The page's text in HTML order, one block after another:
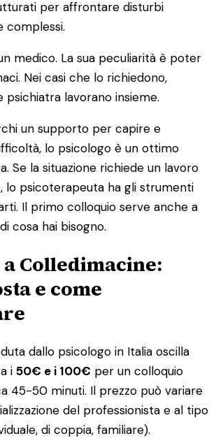
per affrontare disturbi
complessi.
medico. La sua peculiarità è poter
Nei casi che lo richiedono,
lavorano insieme.
un supporto per capire e
lo psicologo è un ottimo
Se la situazione richiede un lavoro
lo psicoterapeuta ha gli strumenti
Il primo colloquio serve anche a
cosa hai bisogno.
Colledimacine:
e come
dallo psicologo in Italia oscilla
i 50€ e i 100€ per un colloquio
45-50 minuti. Il prezzo può variare
del professionista e al tipo
di coppia, familiare).